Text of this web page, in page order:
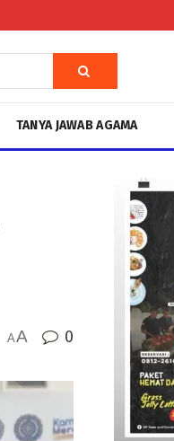
TANYA JAWAB AGAMA
AA 0